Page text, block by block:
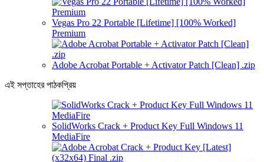
Vegas Pro 22 Portable [Lifetime] [100% Worked]
Premium
Adobe Acrobat Portable + Activator Patch [Clean] .zip
এই সপ্তাহের পাঠকপ্রিয়
SolidWorks Crack + Product Key Full Windows 11
MediaFire